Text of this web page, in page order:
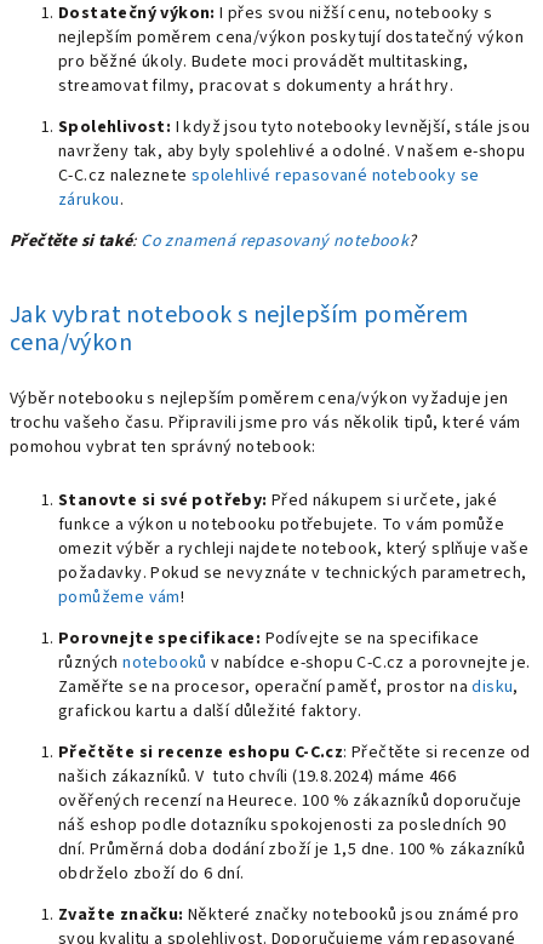
Dostatečný výkon:I přes svou nižší cenu, notebooky s
nejlepším poměrem cena/výkon poskytují dostatečný výkon
pro běžné úkoly. Budete moci provádět multitasking,
streamovat filmy, pracovat s dokumenty a hrát hry.
Spolehlivost: I když jsou tyto notebooky levnější, stále jsou
navrženy tak, aby byly spolehlivé a odolné. V našem e-shopu
C-C.cz naleznete spolehlivé repasované notebooky se
zárukou.
Přečtěte si také: Co znamená repasovaný notebook?
Jak vybrat notebook s nejlepším poměrem
cena/výkon
Výběr notebooku s nejlepším poměrem cena/výkon vyžaduje jen
trochu vašeho času. Připravili jsme pro vás několik tipů, které vám
pomohou vybrat ten správný notebook:
Stanovte si své potřeby: Před nákupem si určete, jaké
funkce a výkon u notebooku potřebujete. To vám pomůže
omezit výběr a rychleji najdete notebook, který splňuje vaše
požadavky. Pokud se nevyznáte v technických parametrech,
pomůžeme vám!
Porovnejte specifikace: Podívejte se na specifikace
různýchnotebooků v nabídce e-shopu C-C.cz a porovnejte je.
Zaměřte se na procesor, operační paměť, prostor nadisku,
grafickou kartu a další důležité faktory.
Přečtěte si recenze eshopu C-C.cz: Přečtěte si recenze od
našich zákazníků. V tuto chvíli (19.8.2024) máme 466
ověřených recenzí na Heurece. 100 % zákazníků doporučuje
náš eshop podle dotazníku spokojenosti za posledních 90
dní. Průměrná doba dodání zboží je 1,5 dne. 100 % zákazníků
obdrželo zboží do 6 dní.
Zvažte značku: Některé značky notebooků jsou známé pro
svou kvalitu a spolehlivost. Doporučujeme vám repasované